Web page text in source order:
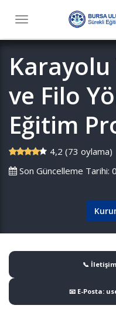
Toggle
Karayolu
ve Filo
Eğitim
4,2 (73 oylama)
Son Güncelleme Tarihi:
📞
📧 E-Posta: